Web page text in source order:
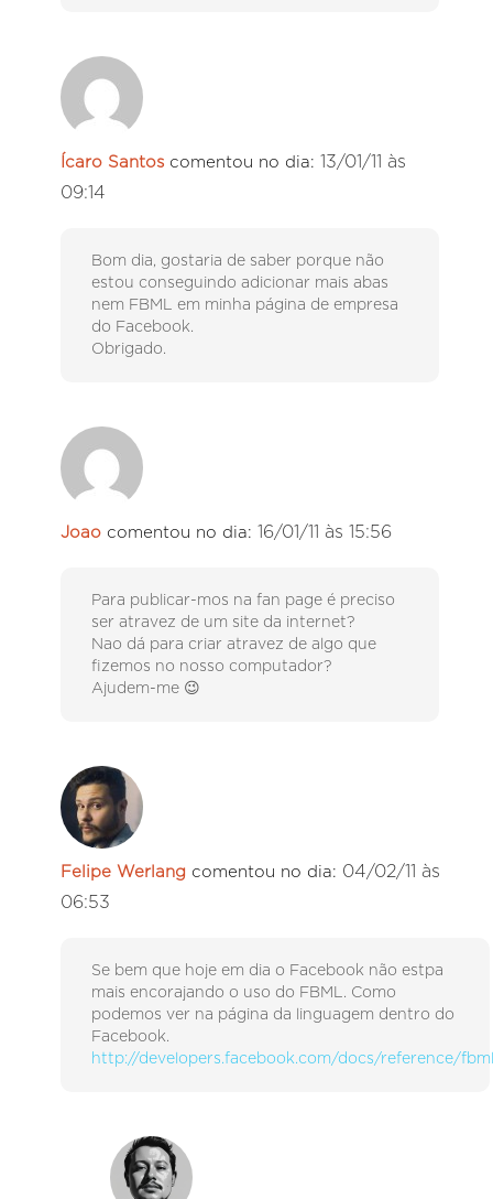
Ícaro Santos comentou no dia: 13/01/11 às
09:14
Bom dia, gostaria de saber porque não
estou conseguindo adicionar mais abas
nem FBML em minha página de empresa
do Facebook.
Obrigado.
Joao comentou no dia: 16/01/11 às 15:56
Para publicar-mos na fan page é preciso
ser atravez de um site da internet?
Nao dá para criar atravez de algo que
fizemos no nosso computador?
Ajudem-me 😉
Felipe Werlang comentou no dia: 04/02/11 às
06:53
Se bem que hoje em dia o Facebook não estpa
mais encorajando o uso do FBML. Como
podemos ver na página da linguagem dentro do
Facebook.
http://developers.facebook.com/docs/reference/